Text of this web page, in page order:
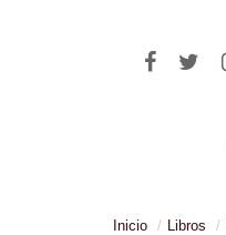
Inicio Libros